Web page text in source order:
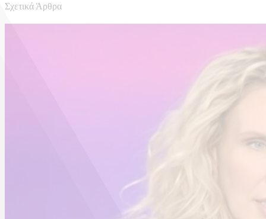
Σχετικά Άρθρα